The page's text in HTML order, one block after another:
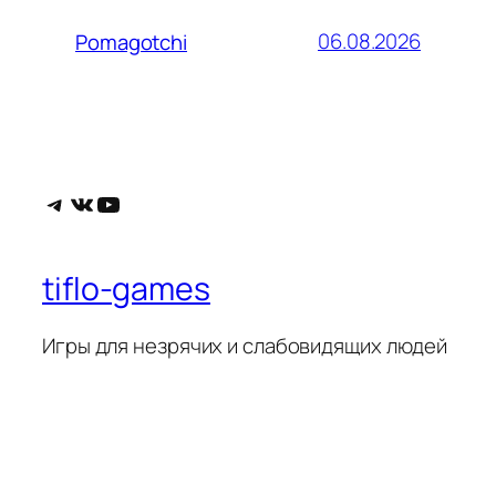
Pomagotchi 06.08.2026
Telegram
ВКонтакте
YouTube
tiflo-games
Игры для незрячих и слабовидящих людей